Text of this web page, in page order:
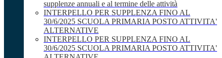
supplenze annuali e al termine delle attività
INTERPELLO PER SUPPLENZA FINO AL
30/6/2025 SCUOLA PRIMARIA POSTO ATTIVITA'
ALTERNATIVE
INTERPELLO PER SUPPLENZA FINO AL
30/6/2025 SCUOLA PRIMARIA POSTO ATTIVITA'